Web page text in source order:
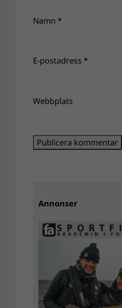
Namn *
E-postadress *
Webbplats
Annonser